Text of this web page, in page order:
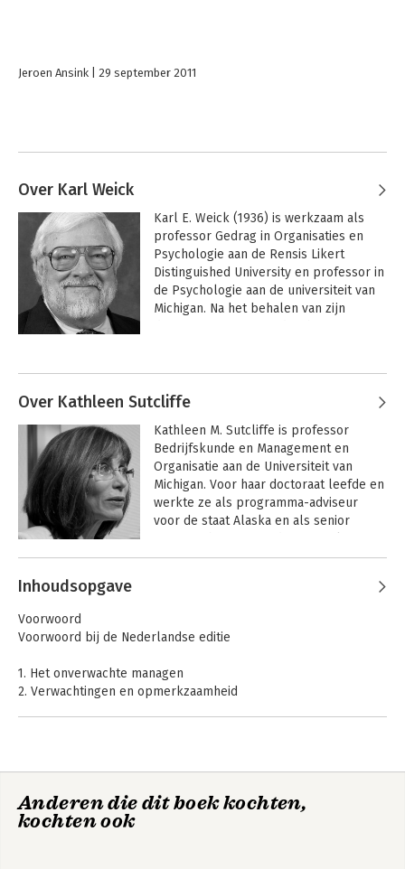
Jeroen Ansink 29 september 2011
Over Karl Weick
Karl E. Weick (1936) is werkzaam als
professor Gedrag in Organisaties en
Psychologie aan de Rensis Likert
Distinguished University en professor in
de Psychologie aan de universiteit van
Michigan. Na het behalen van zijn
decennia erna uitgroeit tot een
organisatiepsychologie.
Sensemaking in
Organizations
Over Kathleen Sutcliffe
Kathleen M. Sutcliffe is professor
Bedrijfskunde en Management en
Organisatie aan de Universiteit van
Michigan. Voor haar doctoraat leefde en
werkte ze als programma-adviseur
voor de staat Alaska en als senior
corporaties voor gezondheidszorg aan
Andere boeken door Kathleen
Sutcliffe
Managing the
Inhoudsopgave
Voorwoord
Voorwoord bij de Nederlandse editie
1. Het onverwachte managen
2. Verwachtingen en opmerkzaamheid
De auteurs
Anderen die dit boek kochten,
kochten ook